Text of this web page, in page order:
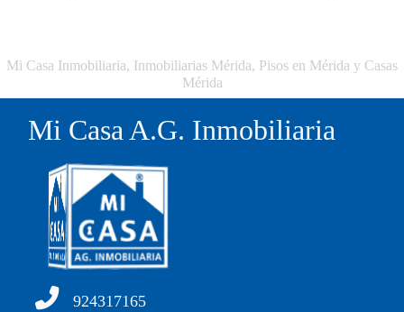
Mi Casa Inmobiliaria, Inmobiliarias Mérida, Pisos en Mérida y Casas
Mérida
Mi Casa A.G. Inmobiliaria
924317165